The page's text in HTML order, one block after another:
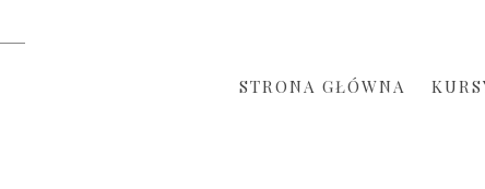
STRONA GŁÓWNA